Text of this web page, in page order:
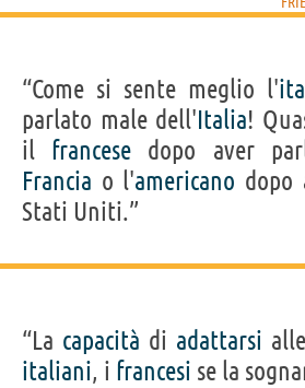
“Come si sente meglio l'
parlato male dell'Italia!
il francese dopo aver
Francia o l'americano dopo
Stati Uniti.”
“La capacità di adattarsi
italiani, i francesi se la